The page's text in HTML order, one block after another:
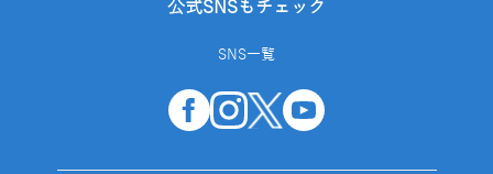
公式SNSもチェック
SNS一覧